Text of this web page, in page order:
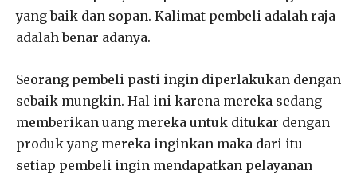
yang baik dan sopan. Kalimat pembeli adalah raja
adalah benar adanya.
Seorang pembeli pasti ingin diperlakukan dengan
sebaik mungkin. Hal ini karena mereka sedang
memberikan uang mereka untuk ditukar dengan
produk yang mereka inginkan maka dari itu
setiap pembeli ingin mendapatkan pelayanan